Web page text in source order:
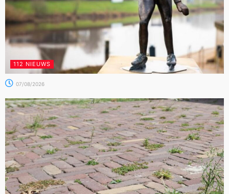
112 NIEUWS
07/08/2026